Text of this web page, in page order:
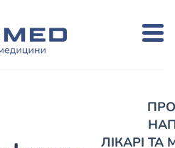
ЛІКАРІ